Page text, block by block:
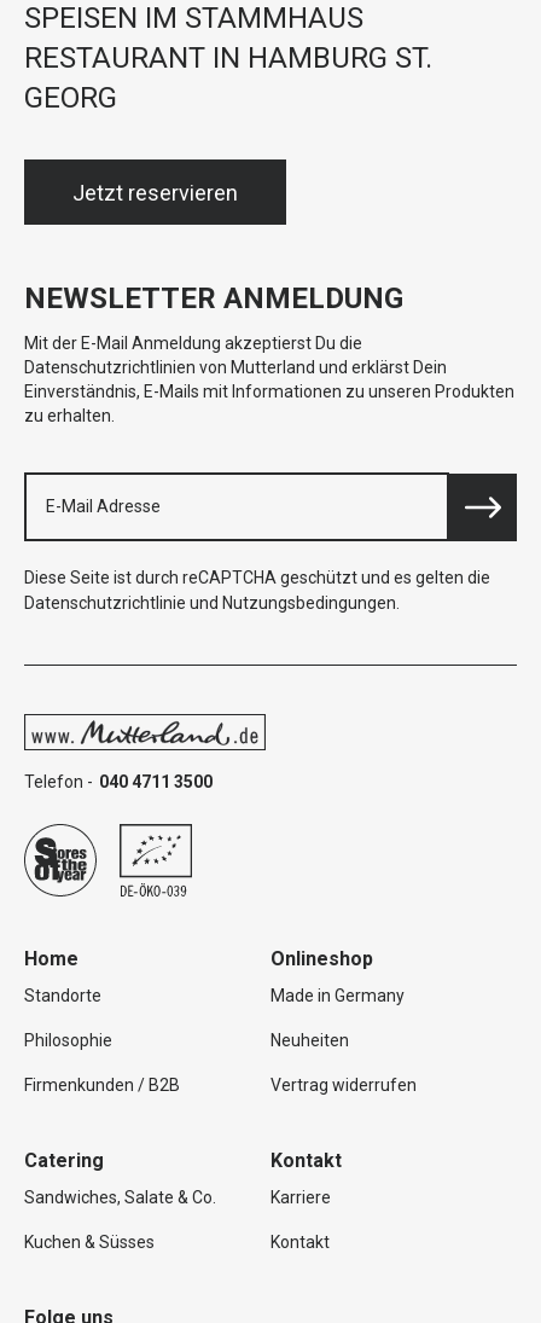
SPEISEN IM STAMMHAUS
RESTAURANT IN HAMBURG ST.
GEORG
Jetzt reservieren
NEWSLETTER ANMELDUNG
Mit der E-Mail Anmeldung akzeptierst Du die
Datenschutzrichtlinien von Mutterland und erklärst Dein
Einverständnis, E-Mails mit Informationen zu unseren Produkten
zu erhalten.
Diese Seite ist durch reCAPTCHA geschützt und es gelten die
Datenschutzrichtlinie und Nutzungsbedingungen
Telefon - 040 4711 3500
Home
Standorte
Philosophie
Firmenkunden / B2B
Onlineshop
Made in Germany
Neuheiten
Vertrag widerrufen
Catering
Sandwiches, Salate & Co.
Kuchen & Süsses
Kontakt
Karriere
Kontakt
Folge uns